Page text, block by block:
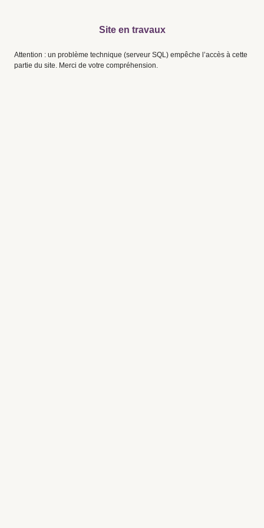
Site en travaux
Attention : un problème technique (serveur SQL) empêche l’accès à cette
partie du site. Merci de votre compréhension.